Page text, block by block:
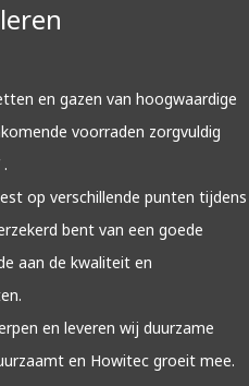
en gazen van hoogwaardige
voorraden zorgvuldig
op verschillende punten tijdens
bent van een goede
aan de kwaliteit en
en leveren wij duurzame
en Howitec groeit mee.